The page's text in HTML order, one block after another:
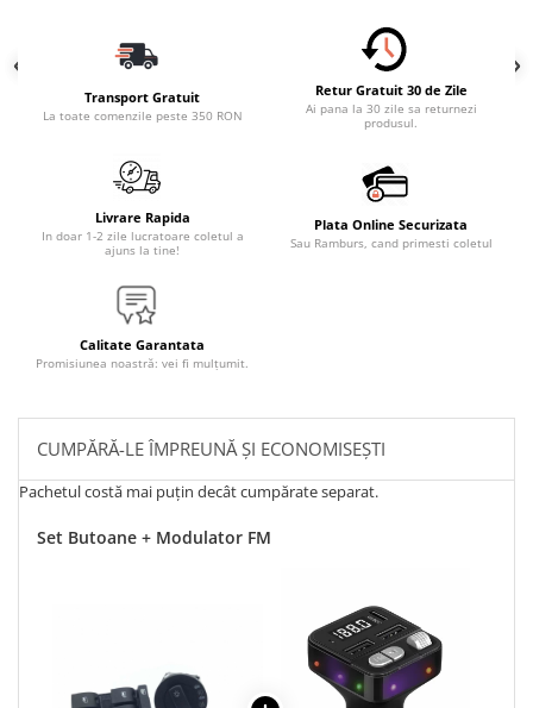
Transport Gratuit
La toate comenzile peste 350 RON
Retur Gratuit 30 de Zile
Ai pana la 30 zile sa returnezi
produsul.
Livrare Rapida
In doar 1-2 zile lucratoare coletul a
ajuns la tine!
Plata Online Securizata
Sau Ramburs, cand primesti coletul
Calitate Garantata
Promisiunea noastră: vei fi mulțumit.
CUMPĂRĂ-LE ÎMPREUNĂ ȘI ECONOMISEȘTI
Pachetul costă mai puțin decât cumpărate separat.
Set Butoane + Modulator FM